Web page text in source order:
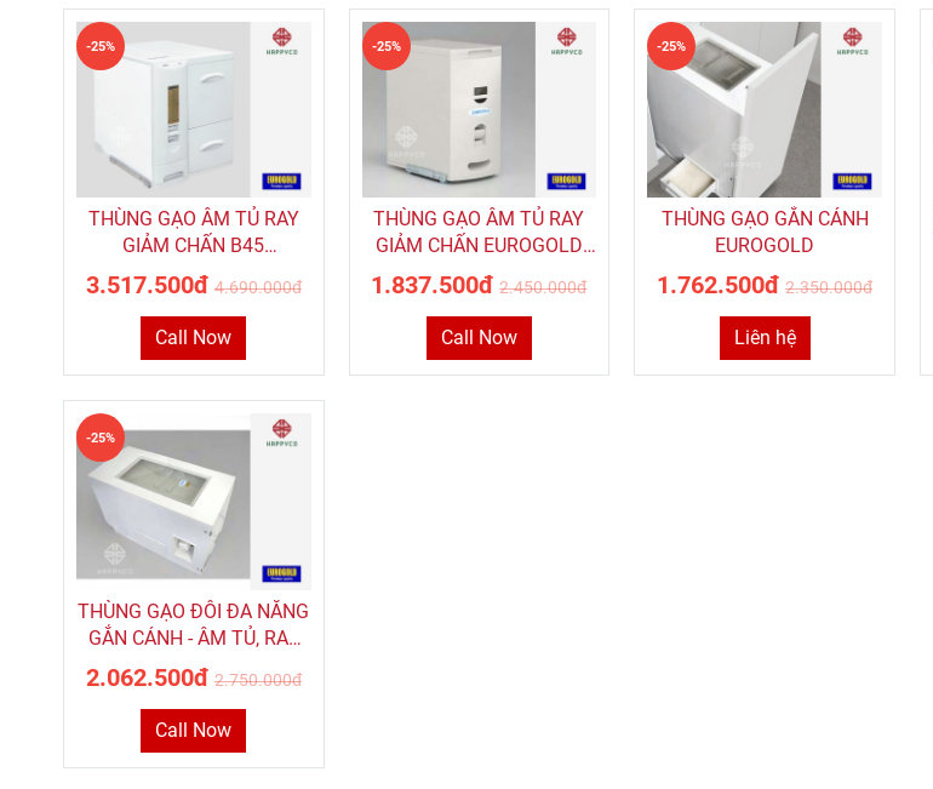
THÙNG GẠO ÂM TỦ RAY
GIẢM CHẤN B45
EUROGOLD
3.517.500đ 4.690.000đ
-25%
Call Now
THÙNG GẠO ÂM TỦ RAY
GIẢM CHẤN EUROGOLD
EGA300
1.837.500đ 2.450.000đ
-25%
Call Now
THÙNG GẠO GẮN CÁNH
EUROGOLD
1.762.500đ 2.350.000đ
-25%
Liên hệ
THÙNG GẠO ĐÔI ĐA NĂNG
GẮN CÁNH - ÂM TỦ, RAY
GIẢM CHẤN EUROGOLD
B332
2.062.500đ 2.750.000đ
-25%
Call Now